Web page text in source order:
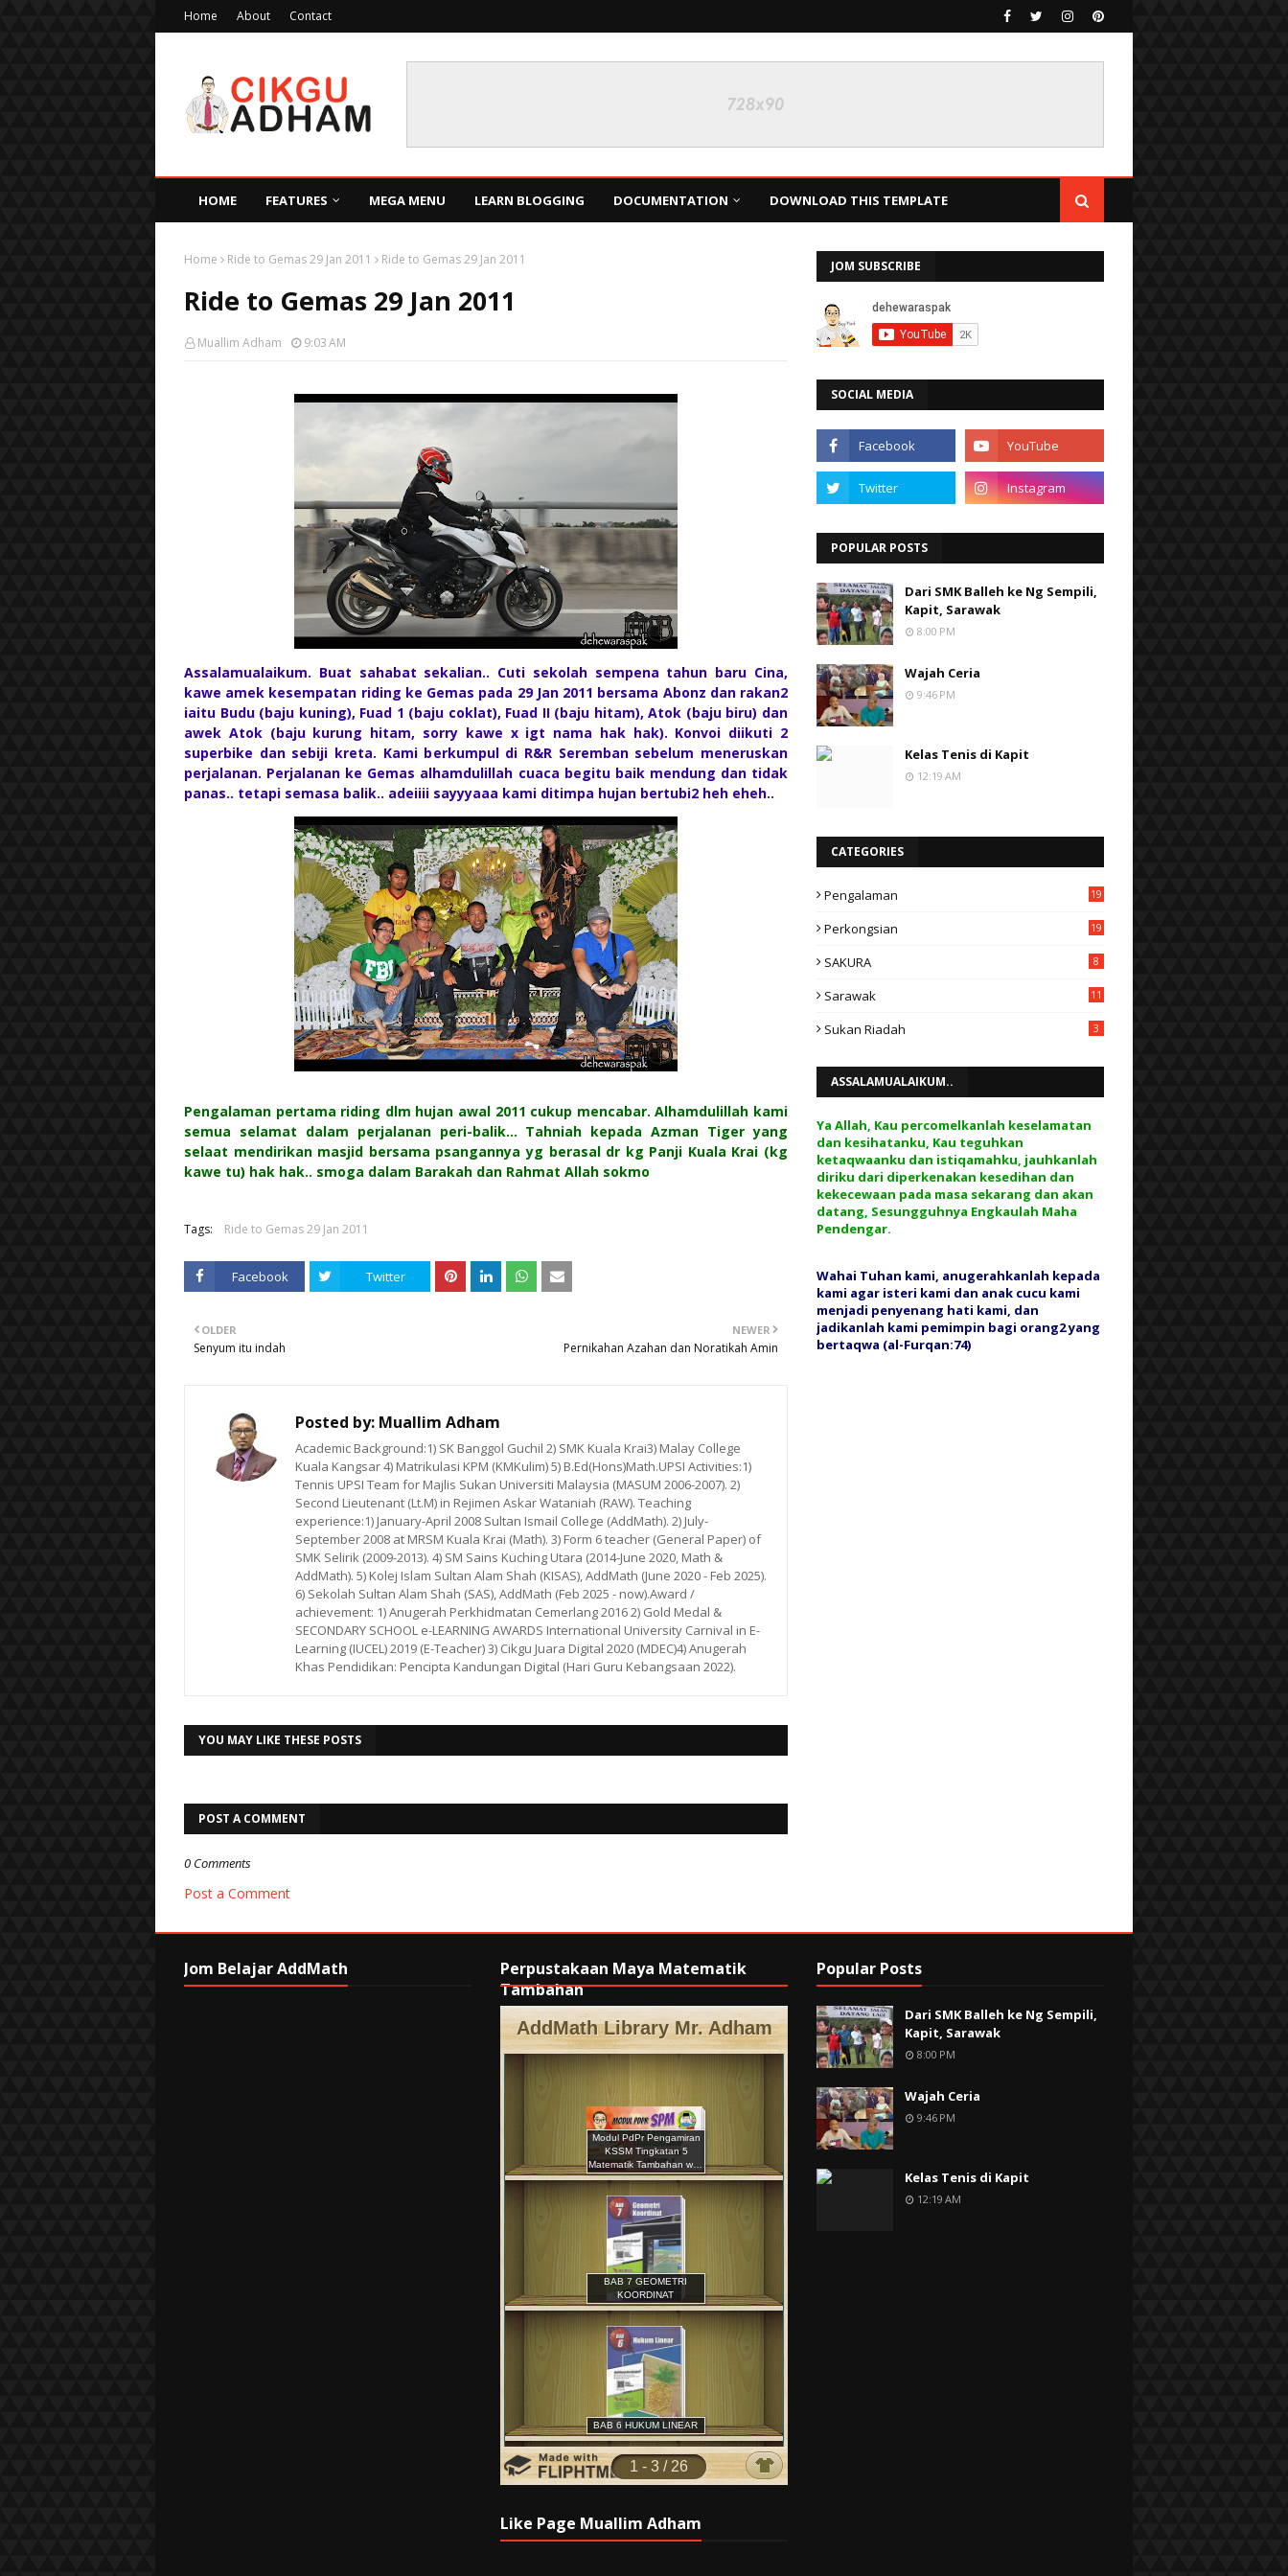
Home About Contact
HOME FEATURES MEGA MENU LEARN BLOGGING DOCUMENTATION DOWNLOAD THIS TEMPLATE
Home Ride to Gemas 29 Jan 2011 Ride to Gemas 29 Jan 2011
Ride to Gemas 29 Jan 2011
Muallim Adham 9:03 AM
Assalamualaikum. Buat sahabat sekalian.. Cuti sekolah sempena tahun baru Cina,
kawe amek kesempatan riding ke Gemas pada 29 Jan 2011 bersama Abonz dan rakan2
iaitu Budu (baju kuning), Fuad 1 (baju coklat), Fuad II (baju hitam), Atok (baju biru) dan
awek Atok (baju kurung hitam, sorry kawe x igt nama hak hak). Konvoi diikuti 2
superbike dan sebiji kreta. Kami berkumpul di R&R Seremban sebelum meneruskan
perjalanan. Perjalanan ke Gemas alhamdulillah cuaca begitu baik mendung dan tidak
panas.. tetapi semasa balik.. adeiiii sayyyaaa kami ditimpa hujan bertubi2 heh eheh..
Pengalaman pertama riding dlm hujan awal 2011 cukup mencabar. Alhamdulillah kami
semua selamat dalam perjalanan peri-balik... Tahniah kepada Azman Tiger yang
selaat mendirikan masjid bersama psangannya yg berasal dr kg Panji Kuala Krai (kg
kawe tu) hak hak.. smoga dalam Barakah dan Rahmat Allah sokmo
Tags: Ride to Gemas 29 Jan 2011
Facebook Twitter
NEWER
Pernikahan Azahan dan Noratikah Amin
OLDER
Senyum itu indah
Posted by: Muallim Adham
Academic Background:1) SK Banggol Guchil 2) SMK Kuala Krai3) Malay College
Kuala Kangsar 4) Matrikulasi KPM (KMKulim) 5) B.Ed(Hons)Math.UPSI Activities:1)
Tennis UPSI Team for Majlis Sukan Universiti Malaysia (MASUM 2006-2007). 2)
Second Lieutenant (Lt.M) in Rejimen Askar Wataniah (RAW). Teaching
experience:1) January-April 2008 Sultan Ismail College (AddMath). 2) July-
September 2008 at MRSM Kuala Krai (Math). 3) Form 6 teacher (General Paper) of
SMK Selirik (2009-2013). 4) SM Sains Kuching Utara (2014-June 2020, Math &
AddMath). 5) Kolej Islam Sultan Alam Shah (KISAS), AddMath (June 2020 - Feb 2025).
6) Sekolah Sultan Alam Shah (SAS), AddMath (Feb 2025 - now).Award /
achievement: 1) Anugerah Perkhidmatan Cemerlang 2016 2) Gold Medal &
SECONDARY SCHOOL e-LEARNING AWARDS International University Carnival in E-
Learning (IUCEL) 2019 (E-Teacher) 3) Cikgu Juara Digital 2020 (MDEC)4) Anugerah
Khas Pendidikan: Pencipta Kandungan Digital (Hari Guru Kebangsaan 2022).
YOU MAY LIKE THESE POSTS
POST A COMMENT
0 Comments
Post a Comment
JOM SUBSCRIBE
SOCIAL MEDIA
POPULAR POSTS
Dari SMK Balleh ke Ng Sempili,
Kapit, Sarawak
8:00 PM
Wajah Ceria
9:46 PM
Kelas Tenis di Kapit
12:19 AM
CATEGORIES
Pengalaman 19
Perkongsian 19
SAKURA 8
Sarawak 11
Sukan Riadah 3
ASSALAMUALAIKUM..
Ya Allah, Kau percomelkanlah keselamatan
dan kesihatanku, Kau teguhkan
ketaqwaanku dan istiqamahku, jauhkanlah
diriku dari diperkenakan kesedihan dan
kekecewaan pada masa sekarang dan akan
datang, Sesungguhnya Engkaulah Maha
Pendengar.
Wahai Tuhan kami, anugerahkanlah kepada
kami agar isteri kami dan anak cucu kami
menjadi penyenang hati kami, dan
jadikanlah kami pemimpin bagi orang2 yang
bertaqwa (al-Furqan:74)
Jom Belajar AddMath
Perpustakaan Maya Matematik
Tambahan
Like Page Muallim Adham
Popular Posts
Dari SMK Balleh ke Ng Sempili,
Kapit, Sarawak
8:00 PM
Wajah Ceria
9:46 PM
Kelas Tenis di Kapit
12:19 AM